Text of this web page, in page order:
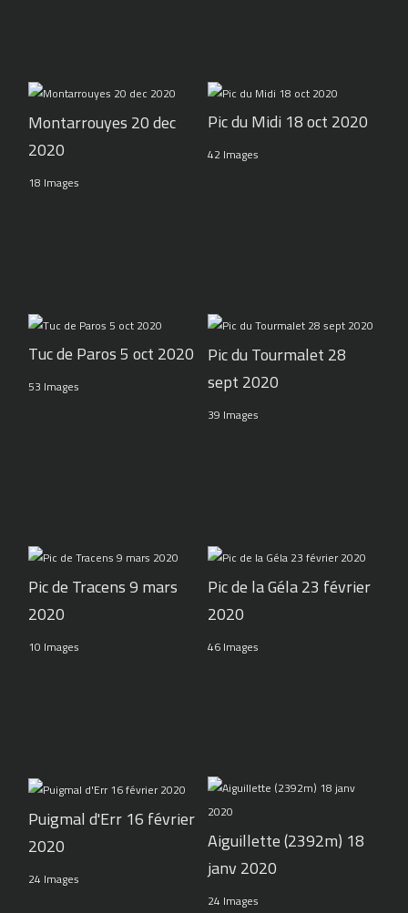
Montarrouyes 20 dec
2020
18 Images
Pic du Midi 18 oct 2020
42 Images
Tuc de Paros 5 oct 2020
53 Images
Pic du Tourmalet 28
sept 2020
39 Images
Pic de Tracens 9 mars
2020
10 Images
Pic de la Géla 23 février
2020
46 Images
Puigmal d'Err 16 février
2020
24 Images
Aiguillette (2392m) 18
janv 2020
24 Images